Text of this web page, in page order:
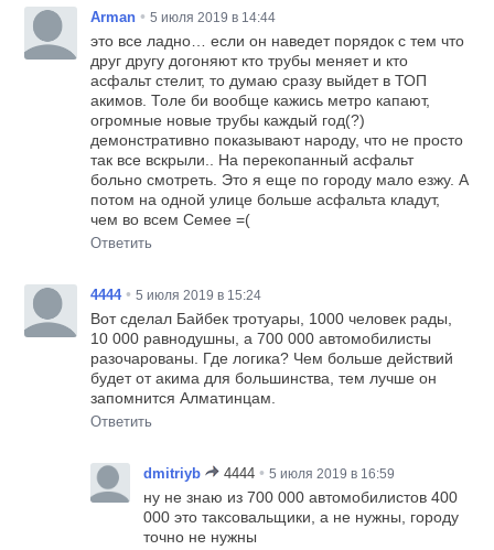
Arman • 5 июля 2019 в 14:44
это все ладно… если он наведет порядок с тем что
друг другу догоняют кто трубы меняет и кто
асфальт стелит, то думаю сразу выйдет в ТОП
акимов. Толе би вообще кажись метро капают,
огромные новые трубы каждый год(?)
демонстративно показывают народу, что не просто
так все вскрыли.. На перекопанный асфальт
больно смотреть. Это я еще по городу мало езжу. А
потом на одной улице больше асфальта кладут,
чем во всем Семее =(
Ответить
4444 • 5 июля 2019 в 15:24
Вот сделал Байбек тротуары, 1000 человек рады,
10 000 равнодушны, а 700 000 автомобилисты
разочарованы. Где логика? Чем больше действий
будет от акима для большинства, тем лучше он
запомнится Алматинцам.
Ответить
dmitriyb 4444 • 5 июля 2019 в 16:59
ну не знаю из 700 000 автомобилистов 400
000 это таксовальщики, а не нужны, городу
точно не нужны